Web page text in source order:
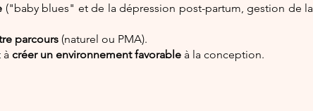
("baby blues" et de la dépression post-partum, gestion de la
parcours (naturel ou PMA).
à créer un environnement favorable à la conception.